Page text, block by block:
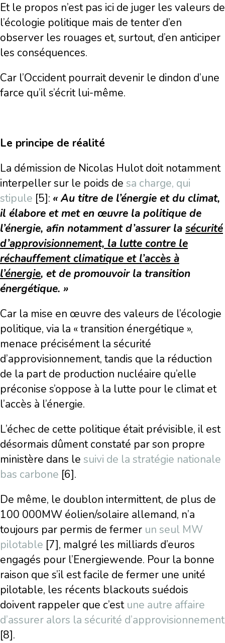
Et le propos n’est pas ici de juger les valeurs de
l’écologie politique mais de tenter d’en
observer les rouages et, surtout, d’en anticiper
les conséquences.
Car l’Occident pourrait devenir le dindon d’une
farce qu’il s’écrit lui-même.
Le principe de réalité
La démission de Nicolas Hulot doit notamment
interpeller sur le poids de sa charge, qui
stipule [5]: « Au titre de l’énergie et du climat,
il élabore et met en œuvre la politique de
l’énergie, afin notamment d’assurer la sécurité
d’approvisionnement, la lutte contre le
réchauffement climatique et l’accès à
l’énergie, et de promouvoir la transition
énergétique. »
Car la mise en œuvre des valeurs de l’écologie
politique, via la « transition énergétique »,
menace précisément la sécurité
d’approvisionnement, tandis que la réduction
de la part de production nucléaire qu’elle
préconise s’oppose à la lutte pour le climat et
l’accès à l’énergie.
L’échec de cette politique était prévisible, il est
désormais dûment constaté par son propre
ministère dans le suivi de la stratégie nationale
bas carbone [6].
De même, le doublon intermittent, de plus de
100 000MW éolien/solaire allemand, n’a
toujours par permis de fermer un seul MW
pilotable [7], malgré les milliards d’euros
engagés pour l’Energiewende. Pour la bonne
raison que s’il est facile de fermer une unité
pilotable, les récents blackouts suédois
doivent rappeler que c’est une autre affaire
d’assurer alors la sécurité d’approvisionnement
[8].